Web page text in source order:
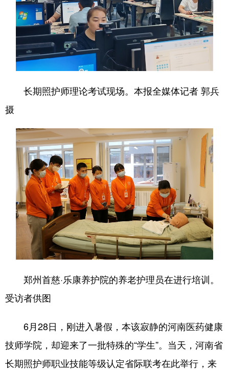
日本語 한국어 Deutsch
Português
长期照护师理论考试现场。本报全媒体记者 郭兵
摄
郑州首慈·乐康养护院的养老护理员在进行培训。
受访者供图
6月28日，刚进入暑假，本该寂静的河南医药健康
技师学院，却迎来了一批特殊的“学生”。当天，河南省
长期照护师职业技能等级认定省际联考在此举行，来